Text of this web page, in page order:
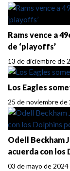
Rams vence a
de ‘playoffs’
13 de diciembre de
Los Eagles
25 de noviembre de
Odell Beckham
acuerda con los
03 de mayo de